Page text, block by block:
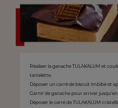
Réaliser la ganache TULAKALUM et
tartelette.
Déposer un carré de biscuit imbibé et
Garnir de ganache pour arriver
Déposer le carré de TULAKALUM